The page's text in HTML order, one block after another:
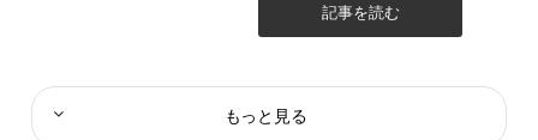
記事を読む
もっと見る